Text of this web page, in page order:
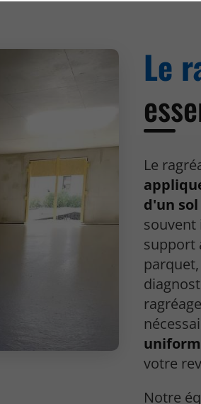
Le
Le
d'un
souvent
support
votre
Notre